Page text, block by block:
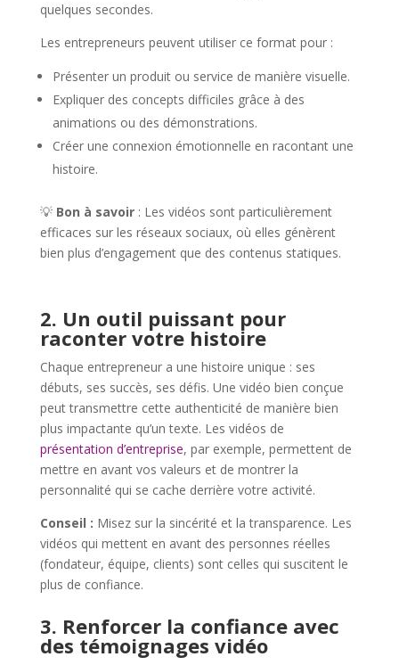
quelques secondes.
Les entrepreneurs peuvent utiliser ce format pour :
Présenter un produit ou service de manière visuelle.
Expliquer des concepts difficiles grâce à des
animations ou des démonstrations.
Créer une connexion émotionnelle en racontant une
histoire.
💡 Bon à savoir: Les vidéos sont particulièrement
efficaces sur les réseaux sociaux, où elles génèrent
bien plus d’engagement que des contenus statiques.
2. Un outil puissant pour
raconter votre histoire
Chaque entrepreneur a une histoire unique : ses
débuts, ses succès, ses défis. Une vidéo bien conçue
peut transmettre cette authenticité de manière bien
plus impactante qu’un texte. Les vidéos de
présentation d’entreprise, par exemple, permettent de
mettre en avant vos valeurs et de montrer la
personnalité qui se cache derrière votre activité.
Conseil : Misez sur la sincérité et la transparence. Les
vidéos qui mettent en avant des personnes réelles
(fondateur, équipe, clients) sont celles qui suscitent le
plus de confiance.
3. Renforcer la confiance avec
des témoignages vidéo